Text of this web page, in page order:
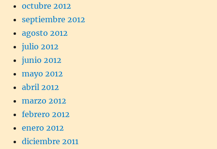
octubre 2012
septiembre 2012
agosto 2012
julio 2012
junio 2012
mayo 2012
abril 2012
marzo 2012
febrero 2012
enero 2012
diciembre 2011